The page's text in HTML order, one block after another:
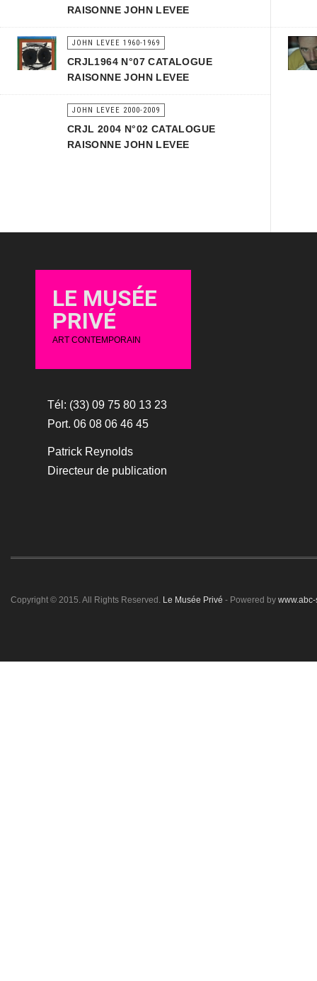
RAISONNE JOHN LEVEE
JOHN LEVEE 1960-1969
CRJL1964 N°07 CATALOGUE
RAISONNE JOHN LEVEE
JOHN LEVEE 2000-2009
CRJL 2004 N°02 CATALOGUE
RAISONNE JOHN LEVEE
LE MUSÉE
PRIVÉ
ART CONTEMPORAIN
Tél: (33) 09 75 80 13 23
Port. 06 08 06 46 45
Patrick Reynolds
Directeur de publication
Copyright © 2015. All Rights Reserved. Le Musée Privé - Powered by